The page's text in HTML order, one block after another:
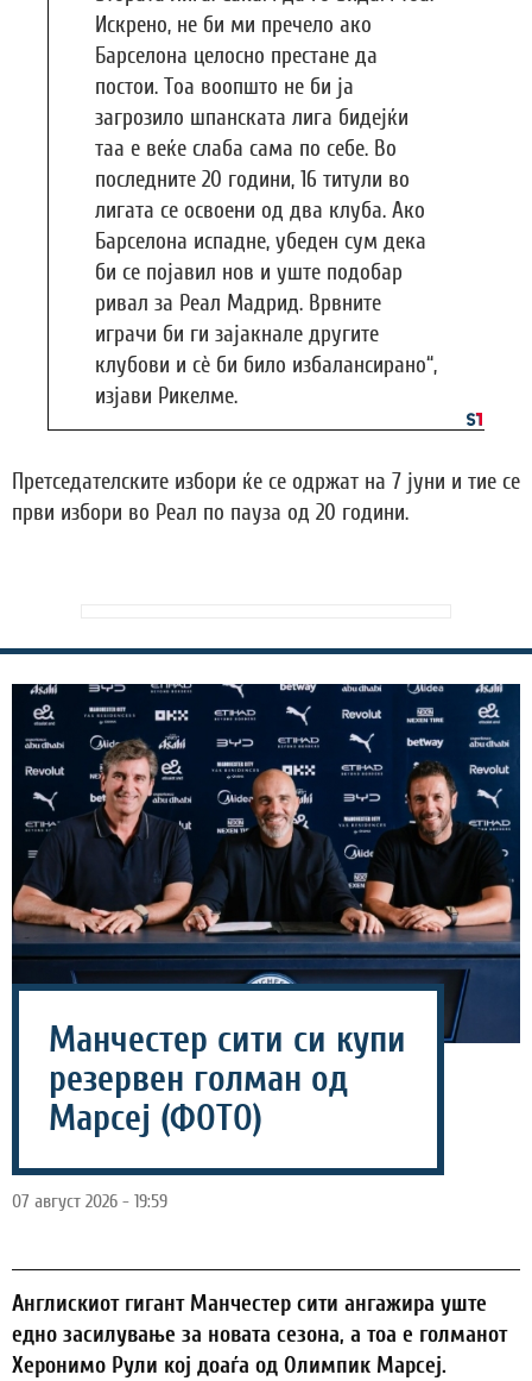
Искрено, не би ми пречело ако
Барселона целосно престане да
постои. Тоа воопшто не би ја
загрозило шпанската лига бидејќи
таа е веќе слаба сама по себе. Во
последните 20 години, 16 титули во
лигата се освоени од два клуба. Ако
Барселона испадне, убеден сум дека
би се појавил нов и уште подобар
ривал за Реал Мадрид. Врвните
играчи би ги зајакнале другите
клубови и сè би било избалансирано“,
изјави Рикелме.
Претседателските избори ќе се одржат на 7 јуни и тие се
први избори во Реал по пауза од 20 години.
Манчестер сити си купи
резервен голман од
Марсеј (ФОТО)
07 август 2026 - 19:59
Англискиот гигант Манчестер сити ангажира уште
едно засилување за новата сезона, а тоа е голманот
Херонимо Рули кој доаѓа од Олимпик Марсеј.